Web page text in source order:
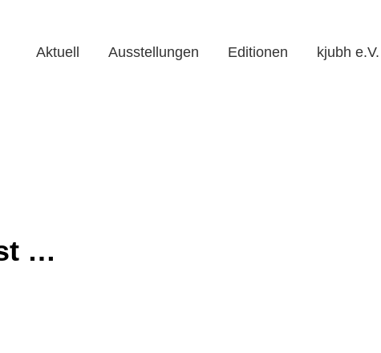
Aktuell Ausstellungen Editionen kjubh e.V.
…